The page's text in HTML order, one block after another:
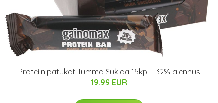
Proteiinipatukat Tumma Suklaa 15kpl - 32% alennus
19.99 EUR